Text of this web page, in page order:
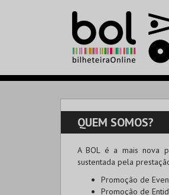
QUEM SOMOS?
ABOLé a mais nova
sustentada pela
Promoção de
Promoção de